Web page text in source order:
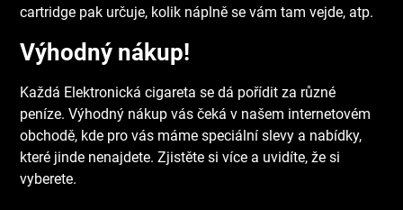
cartridge pak určuje, kolik náplně se vám tam vejde, atp.
Výhodný nákup!
Každá Elektronická cigareta se dá pořídit za různé
peníze. Výhodný nákup vás čeká v našem internetovém
obchodě, kde pro vás máme speciální slevy a nabídky,
které jinde nenajdete. Zjistěte si více a uvidíte, že si
vyberete.